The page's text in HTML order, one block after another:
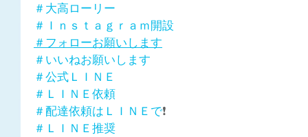
＃大高ローリー
＃Ｉｎｓｔａｇｒａｍ開設
＃フォローお願いします
＃いいねお願いします
＃公式ＬＩＮＥ
＃ＬＩＮＥ依頼
＃配達依頼はＬＩＮＥで❗
＃ＬＩＮＥ推奨